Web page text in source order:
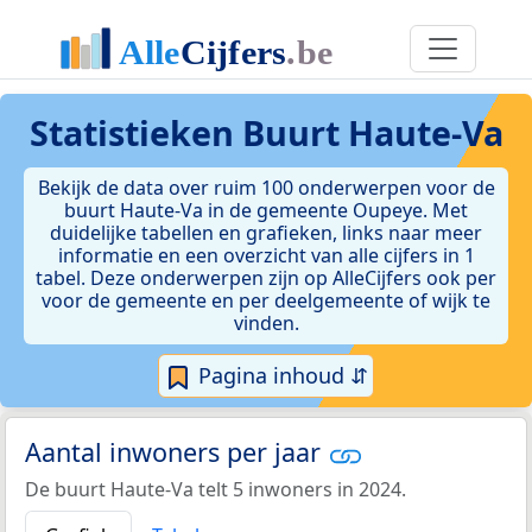
Statistieken Buurt Haute-Va
Bekijk de data over ruim 100 onderwerpen voor de
buurt Haute-Va in de gemeente Oupeye. Met
duidelijke tabellen en grafieken, links naar meer
informatie en een overzicht van alle cijfers in 1
tabel. Deze onderwerpen zijn op AlleCijfers ook per
voor de gemeente en per deelgemeente of wijk te
vinden.
Pagina inhoud ⇵
Aantal inwoners per jaar
De buurt Haute-Va telt 5 inwoners in 2024.